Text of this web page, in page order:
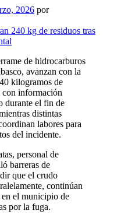
2026 por
de hidrocarburos
avanzan con la
kilogramos de
con información
durante el fin de
distintas
labores para
del incidente.
personal de
barreras de
que el crudo
continúan
el municipio de
por la fuga.